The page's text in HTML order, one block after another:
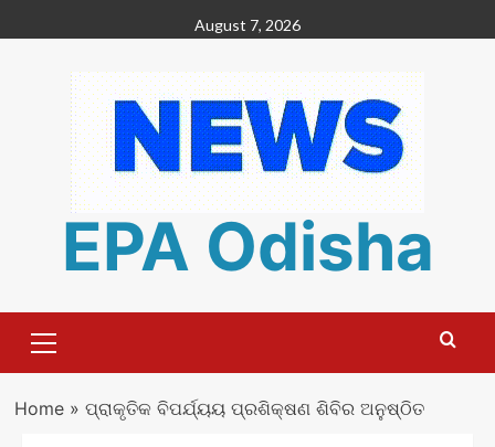
to
August 7, 2026
EPA Odisha
Menu
Home» ପ୍ରାକୃତିକ ବିପର୍ଯ୍ୟୟ ପ୍ରଶିକ୍ଷଣ ଶିବିର ଅନୁଷ୍ଠିତ